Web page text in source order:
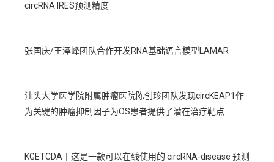
circRNA IRES预测精度
张国庆/王泽峰团队合作开发RNA基础语言模型LAMAR
汕头大学医学院附属肿瘤医院陈创珍团队发现circKEAP1作
为关键的肿瘤抑制因子为OS患者提供了潜在治疗靶点
KGETCDA丨这是一款可以在线使用的 circRNA-disease 预测